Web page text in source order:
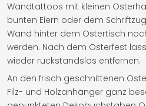
Wandtattoos mit kleinen
bunten Eiern oder dem
Wand hinter dem Ostertisch
werden. Nach dem Osterfest
wieder rückstandslos entfernen.
An den frisch geschnittenen
Filz- und Holzanhänger ganz